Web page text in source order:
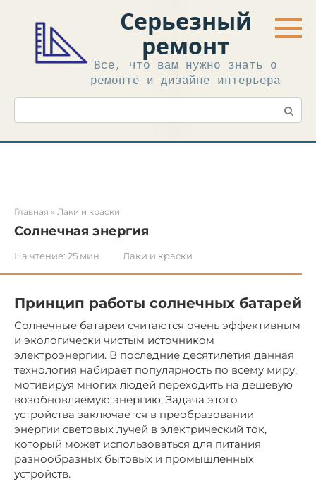
контенту
Серьезный
ремонт
Все, что вам нужно знать о
ремонте и дизайне интерьера
Поиск:
Главная » Лаки и краски
Солнечная энергия
На чтение: 25 мин Лаки и краски
Принцип работы солнечных батарей
Солнечные батареи считаются очень эффективным
и экологически чистым источником
электроэнергии. В последние десятилетия данная
технология набирает популярность по всему миру,
мотивируя многих людей переходить на дешевую
возобновляемую энергию. Задача этого
устройства заключается в преобразовании
энергии световых лучей в электрический ток,
который может использоваться для питания
разнообразных бытовых и промышленных
устройств.